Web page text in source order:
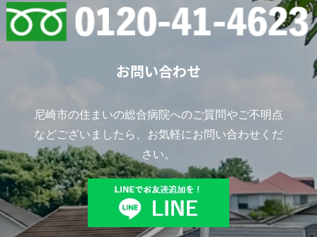
お問い合わせ
尼崎市の住まいの総合病院へのご質問やご不明点
などございましたら、お気軽にお問い合わせくだ
さい。